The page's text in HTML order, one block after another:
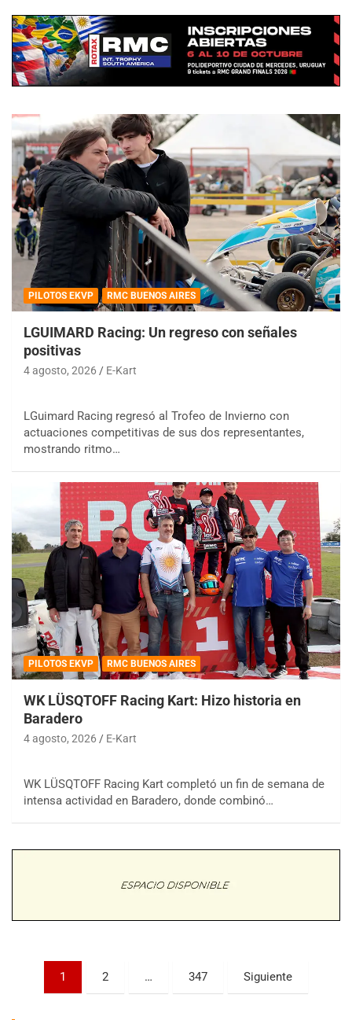
PILOTOS EKVP RMC BUENOS AIRES
LGUIMARD Racing: Un regreso con señales
positivas
4 agosto, 2026 E-Kart
LGuimard Racing regresó al Trofeo de Invierno con
actuaciones competitivas de sus dos representantes,
mostrando ritmo…
PILOTOS EKVP RMC BUENOS AIRES
WK LÜSQTOFF Racing Kart: Hizo historia en
Baradero
4 agosto, 2026 E-Kart
WK LÜSQTOFF Racing Kart completó un fin de semana de
intensa actividad en Baradero, donde combinó…
Paginación
1 2 … 347 Siguiente
COBERTURA ESPECIAL DE E-KART.COM.AR
08/09-AGO
Trenque Lauquen (Buenos Aires)
Parque de la Velocidad (Asfalto)
Villaguay (Entre Ríos)